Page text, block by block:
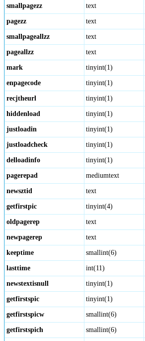
smallpagezz text
pagezz text
smallpageallzz text
pageallzz text
mark tinyint(1)
enpagecode tinyint(1)
recjtheurl tinyint(1)
hiddenload tinyint(1)
justloadin tinyint(1)
justloadcheck tinyint(1)
delloadinfo tinyint(1)
pagerepad mediumtext
newsztid text
getfirstpic tinyint(4)
oldpagerep text
newpagerep text
keeptime smallint(6)
lasttime int(11)
newstextisnull tinyint(1)
getfirstspic tinyint(1)
getfirstspicw smallint(6)
getfirstspich smallint(6)